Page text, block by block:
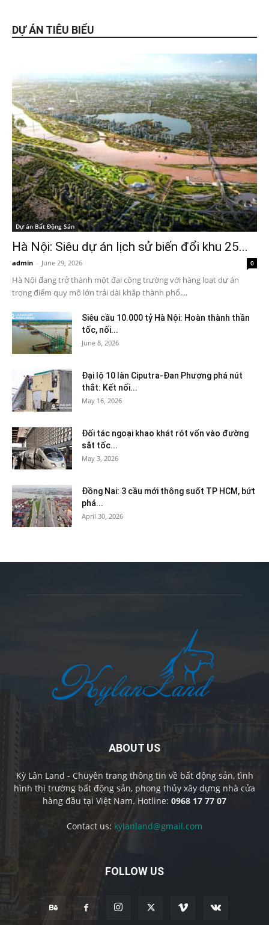
DỰ ÁN TIÊU BIỂU
Dự án Bất Động Sản
Hà Nội: Siêu dự án lịch sử biến đổi khu 25...
admin - June 29, 2026 0
Hà Nội đang trở thành một đại công trường với hàng loạt dự án
trọng điểm quy mô lớn trải dài khắp thành phố....
Siêu cầu 10.000 tỷ Hà Nội: Hoàn thành thần
tốc, nối...
June 8, 2026
Đại lộ 10 làn Ciputra-Đan Phượng phá nút
thắt: Kết nối...
May 16, 2026
Đối tác ngoại khao khát rót vốn vào đường
sắt tốc...
May 3, 2026
Đồng Nai: 3 cầu mới thông suốt TP HCM, bứt
phá...
April 30, 2026
ABOUT US
Kỳ Lân Land - Chuyên trang thông tin về bất động sản, tình
hình thị trường bất động sản, phong thủy xây dựng nhà cửa
hàng đầu tại Việt Nam. Hotline: 0968 17 77 07
Contact us: kylanland@gmail.com
FOLLOW US